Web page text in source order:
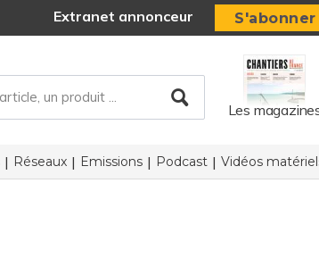
Extranet annonceur S'abonner
Les
Réseaux Emissions Podcast Vidéos